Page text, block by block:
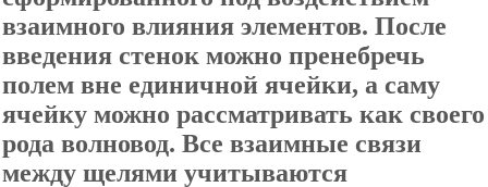
взаимного влияния элементов. После
введения стенок можно пренебречь
полем вне единичной ячейки, а саму
ячейку можно рассматривать как своего
рода волновод. Все взаимные связи
между щелями учитываются